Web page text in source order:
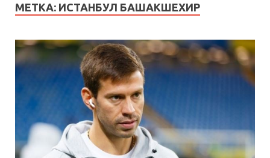
МЕТКА: ИСТАНБУЛ БАШАКШЕХИР